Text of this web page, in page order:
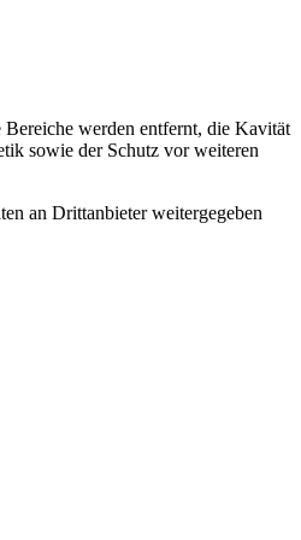
werden entfernt, die Kavität
sowie der Schutz vor weiteren
an Drittanbieter weitergegeben